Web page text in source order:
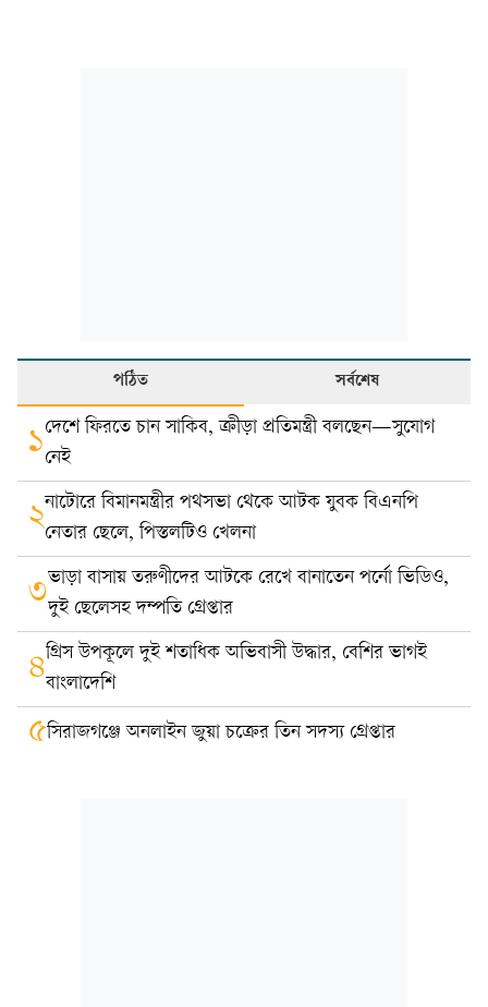
পঠিত সর্বশেষ
১দেশে ফিরতে চান সাকিব, ক্রীড়া প্রতিমন্ত্রী বলছেন—সুযোগ
নেই
২নাটোরে বিমানমন্ত্রীর পথসভা থেকে আটক যুবক বিএনপি
নেতার ছেলে, পিস্তলটিও খেলনা
৩ভাড়া বাসায় তরুণীদের আটকে রেখে বানাতেন পর্নো ভিডিও,
দুই ছেলেসহ দম্পতি গ্রেপ্তার
৪গ্রিস উপকূলে দুই শতাধিক অভিবাসী উদ্ধার, বেশির ভাগই
বাংলাদেশি
৫সিরাজগঞ্জে অনলাইন জুয়া চক্রের তিন সদস্য গ্রেপ্তার